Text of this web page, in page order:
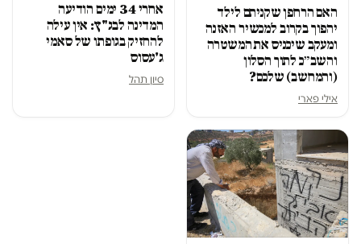
האם הרחפן שקניתם לילד
יהפוך בקרוב למכשיר האזנה
ומעקב שיכניס את המשטרה
והשב״כ לתוך הסלון
(והמחשב) שלכם?
אילי פארי
אחרי 34 ימים הודיעה
המדינה לבג"ץ: אין עילה
להחזיק בגופתו של סאמי
ג'עסוס
סיון תהל